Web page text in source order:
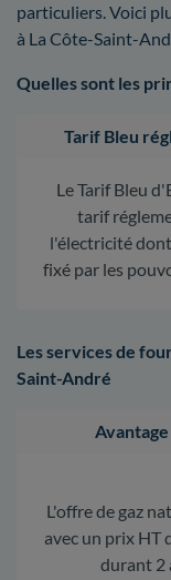
particuliers. Voici
à La Côte-Saint-
Quelles sont les
Tarif Bleu
Le Tarif Bleu
tarif
l'électricité
fixé par les
Les services de
Saint-André
Avantage
L'offre de gaz
avec un prix HT
durant 2